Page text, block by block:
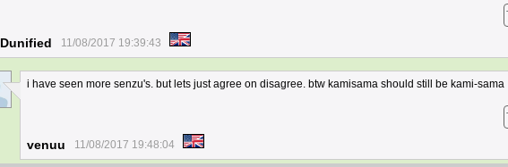
Dunified 11/08/2017 19:39:43
i have seen more senzu's. but lets just agree on disagree. btw kamisama should still be kami-sama
venuu 11/08/2017 19:48:04